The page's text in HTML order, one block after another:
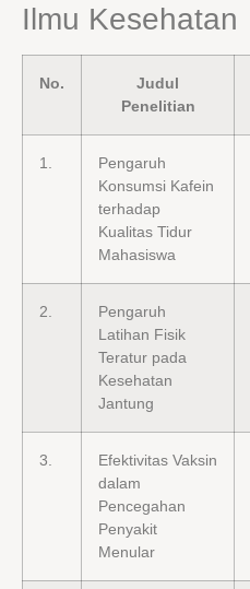
Ilmu Kesehatan
No.
Judul
Penelitian
1.
Pengaruh
Konsumsi Kafein
terhadap
Kualitas Tidur
Mahasiswa
2.
Pengaruh
Latihan Fisik
Teratur pada
Kesehatan
Jantung
3.
Efektivitas Vaksin
dalam
Pencegahan
Penyakit
Menular